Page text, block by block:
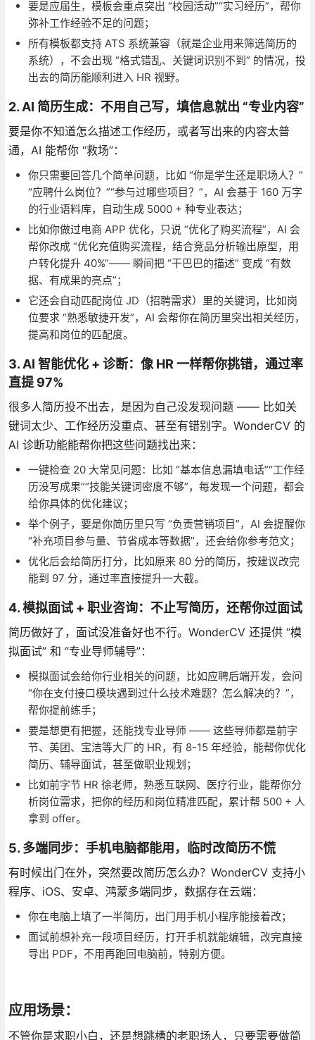
要是应届生，模板会重点突出 “校园活动”“实习经历”，帮你
弥补工作经验不足的问题；
所有模板都支持 ATS 系统兼容（就是企业用来筛选简历的
系统），不会出现 “格式错乱、关键词识别不到” 的情况，投
出去的简历能顺利进入 HR 视野。
2. AI 简历生成：不用自己写，填信息就出 “专业内容”
要是你不知道怎么描述工作经历，或者写出来的内容太普
通，AI 能帮你 “救场”：
你只需要回答几个简单问题，比如 “你是学生还是职场人？”
“应聘什么岗位？”“参与过哪些项目？”，AI 会基于 160 万字
的行业语料库，自动生成 5000 + 种专业表达；
比如你做过电商 APP 优化，只说 “优化了购买流程”，AI 会
帮你改成 “优化充值购买流程，结合竞品分析输出原型，用
户转化提升 40%”—— 瞬间把 “干巴巴的描述” 变成 “有数
据、有成果的亮点”；
它还会自动匹配岗位 JD（招聘需求）里的关键词，比如岗
位要求 “熟悉敏捷开发”，AI 会帮你在简历里突出相关经历，
提高和岗位的匹配度。
3. AI 智能优化 + 诊断：像 HR 一样帮你挑错，通过率
直提 97%
很多人简历投不出去，是因为自己没发现问题 —— 比如关
键词太少、工作经历没重点、甚至有错别字。WonderCV 的
AI 诊断功能能帮你把这些问题找出来：
一键检查 20 大常见问题：比如 “基本信息漏填电话”“工作经
历没写成果”“技能关键词密度不够”，每发现一个问题，都会
给你具体的优化建议；
举个例子，要是你简历里只写 “负责营销项目”，AI 会提醒你
“补充项目参与量、节省成本等数据”，还会给你参考范文；
优化后会给简历打分，比如原来 80 分的简历，按建议改完
能到 97 分，通过率直接提升一大截。
4. 模拟面试 + 职业咨询：不止写简历，还帮你过面试
简历做好了，面试没准备好也不行。WonderCV 还提供 “模
拟面试” 和 “专业导师辅导”：
模拟面试会给你行业相关的问题，比如应聘后端开发，会问
“你在支付接口模块遇到过什么技术难题？怎么解决的？”，
帮你提前练手；
要是想更有把握，还能找专业导师 —— 这些导师都是前字
节、美团、宝洁等大厂的 HR，有 8-15 年经验，能帮你优化
简历、辅导面试，甚至做职业规划；
比如前字节 HR 徐老师，熟悉互联网、医疗行业，能帮你分
析岗位需求，把你的经历和岗位精准匹配，累计帮 500 + 人
拿到 offer。
5. 多端同步：手机电脑都能用，临时改简历不慌
有时候出门在外，突然要改简历怎么办？WonderCV 支持小
程序、iOS、安卓、鸿蒙多端同步，数据存在云端：
你在电脑上填了一半简历，出门用手机小程序能接着改；
面试前想补充一段项目经历，打开手机就能编辑，改完直接
导出 PDF，不用再跑回电脑前，特别方便。
应用场景：
不管你是求职小白，还是想跳槽的老职场人，只要需要做简